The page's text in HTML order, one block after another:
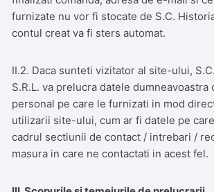
furnizate nu vor fi stocate de S.C.
contul creat va fi sters automat.
II.2. Daca sunteti vizitator al site-ului,
S.R.L. va prelucra datele dumneavoastra
personal pe care le furnizati in mod
utilizarii site-ului, cum ar fi datele pe
cadrul sectiunii de contact / intrebari /
masura in care ne contactati in acest fel.